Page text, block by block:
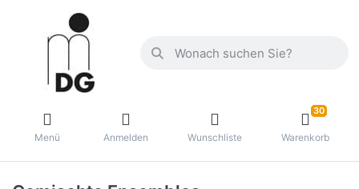
Menü Anmelden Wunschliste
30
Warenkorb